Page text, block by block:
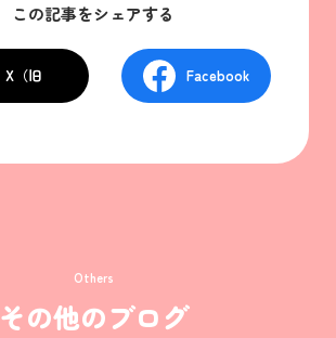
この記事をシェアする
X（旧 Facebook
Others
その他のブログ